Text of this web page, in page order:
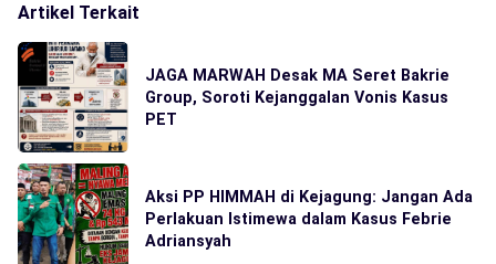
Artikel Terkait
JAGA MARWAH Desak MA Seret Bakrie
Group, Soroti Kejanggalan Vonis Kasus
PET
Aksi PP HIMMAH di Kejagung: Jangan Ada
Perlakuan Istimewa dalam Kasus Febrie
Adriansyah